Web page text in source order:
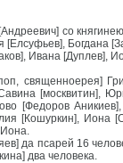
со
Богдана
Ивана [Дуплев],
священноерея]
[москвитин],
[Федоров
[Кошуркин], Иона
да псарей 16
два человека.